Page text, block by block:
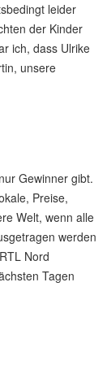
leider
der Kinder
ich, dass Ulrike
unsere
Gewinner gibt.
Preise,
Welt, wenn alle
werden
Nord
Tagen